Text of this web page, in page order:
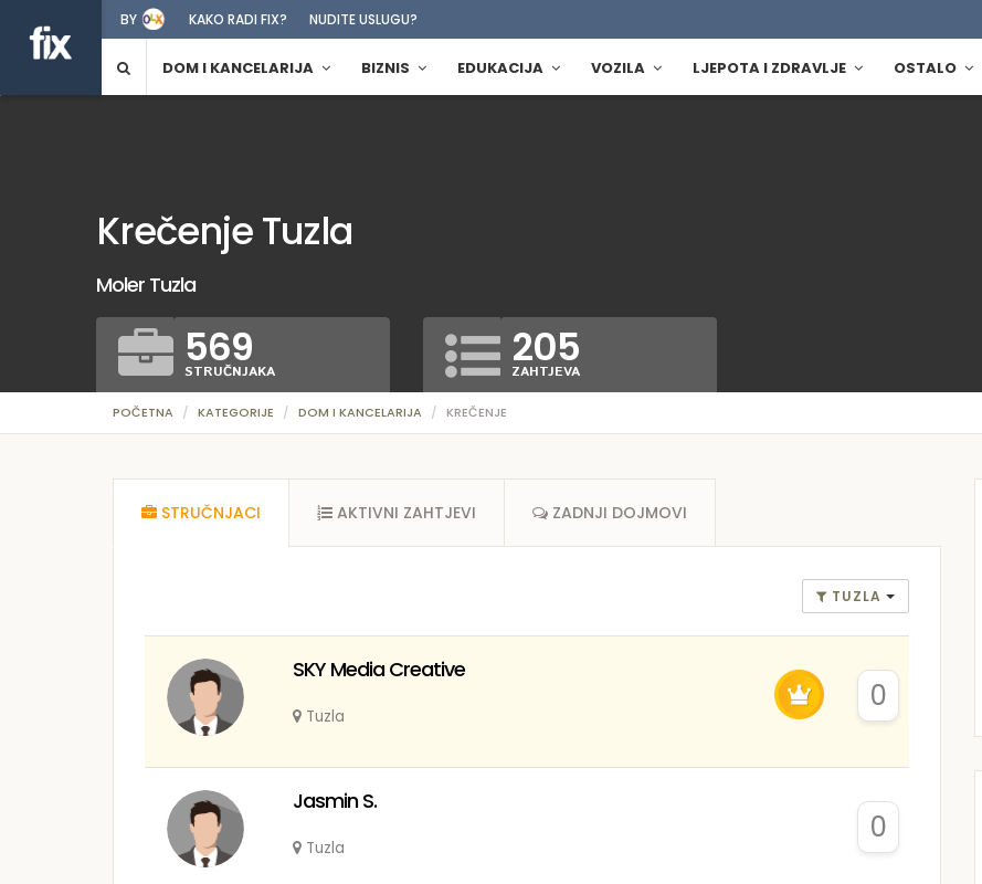
BY KAKO RADI FIX? NUDITE USLUGU?
DOM I KANCELARIJA BIZNIS EDUKACIJA VOZILA LJEPOTA I ZDRAVLJE OSTALO
POČETNA KATEGORIJE DOM I KANCELARIJA KREČENJE
Krečenje Tuzla
Moler Tuzla
569
STRUČNJAKA 205
ZAHTJEVA
STRUČNJACI AKTIVNI ZAHTJEVI ZADNJI DOJMOVI
TUZLA
SKY Media Creative
Tuzla
0
Jasmin S.
Tuzla
0